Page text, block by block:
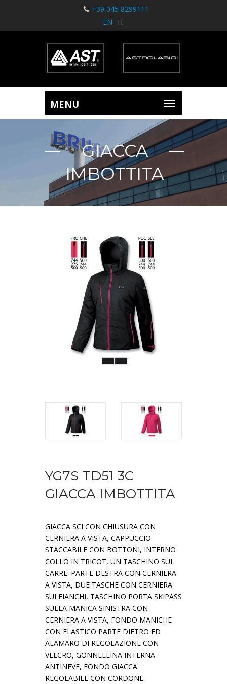
+39 045 8299111
EN
IT
GIACCA
IMBOTTITA
YG7S TD51 3C
GIACCA IMBOTTITA
GIACCA SCI CON CHIUSURA CON
CERNIERA A VISTA, CAPPUCCIO
STACCABILE CON BOTTONI, INTERNO
COLLO IN TRICOT, UN TASCHINO SUL
CARRE' PARTE DESTRA CON CERNIERA
A VISTA, DUE TASCHE CON CERNIERA
SUI FIANCHI, TASCHINO PORTA SKIPASS
SULLA MANICA SINISTRA CON
CERNIERA A VISTA, FONDO MANICHE
CON ELASTICO PARTE DIETRO ED
ALAMARO DI REGOLAZIONE CON
VELCRO, GONNELLINA INTERNA
ANTINEVE, FONDO GIACCA
REGOLABILE CON CORDONE.